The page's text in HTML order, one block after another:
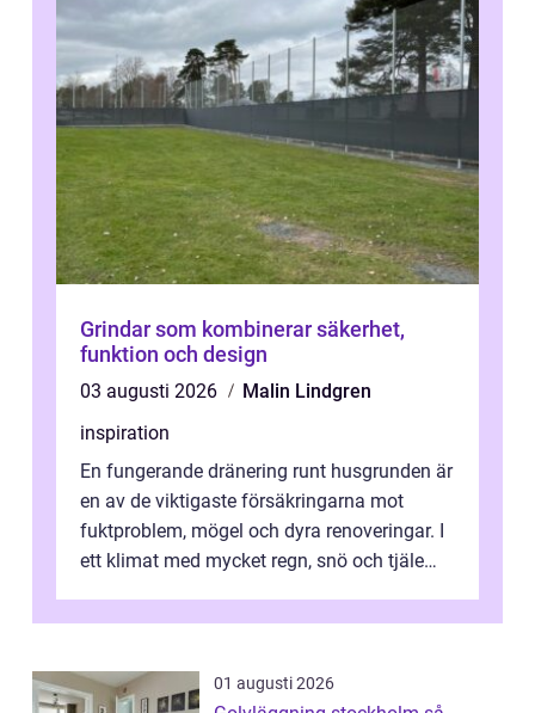
Grindar som kombinerar säkerhet,
funktion och design
03 augusti 2026
Malin Lindgren
inspiration
En fungerande dränering runt husgrunden är
en av de viktigaste försäkringarna mot
fuktproblem, mögel och dyra renoveringar. I
ett klimat med mycket regn, snö och tjäle
01 augusti 2026